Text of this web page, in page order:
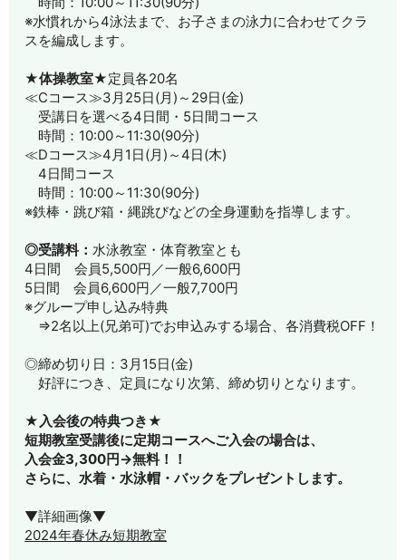
※水慣れから4泳法まで、お子さまの泳力に合わせてクラ
スを編成します。
★体操教室★定員各20名
≪Cコース≫3月25日(月)～29日(金)
受講日を選べる4日間・5日間コース
時間：10:00～11:30(90分)
≪Dコース≫4月1日(月)～4日(木)
4日間コース
時間：10:00～11:30(90分)
※鉄棒・跳び箱・縄跳びなどの全身運動を指導します。
◎受講料：水泳教室・体育教室とも
4日間 会員5,500円／一般6,600円
5日間 会員6,600円／一般7,700円
※グループ申し込み特典
⇒2名以上(兄弟可)でお申込みする場合、各消費税OFF！
◎締め切り日：3月15日(金)
好評につき、定員になり次第、締め切りとなります。
★入会後の特典つき★
短期教室受講後に定期コースへご入会の場合は、
入会金3,300円→無料！！
さらに、水着・水泳帽・バックをプレゼントします。
▼詳細画像▼
2024年春休み短期教室